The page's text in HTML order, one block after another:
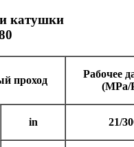
катушки
проход
Рабочее
(МРа/
in 21/